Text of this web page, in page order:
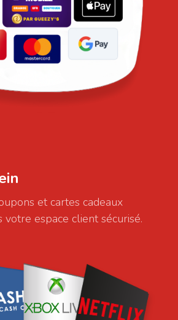
et cartes cadeaux
votre espace client sécurisé.